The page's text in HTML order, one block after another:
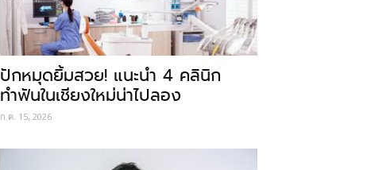
ปักหมุดยิ้มสวย! แนะนำ 4 คลินิก
ทำฟันในเชียงใหม่น่าไปลอง
ก.ค. 15, 2026